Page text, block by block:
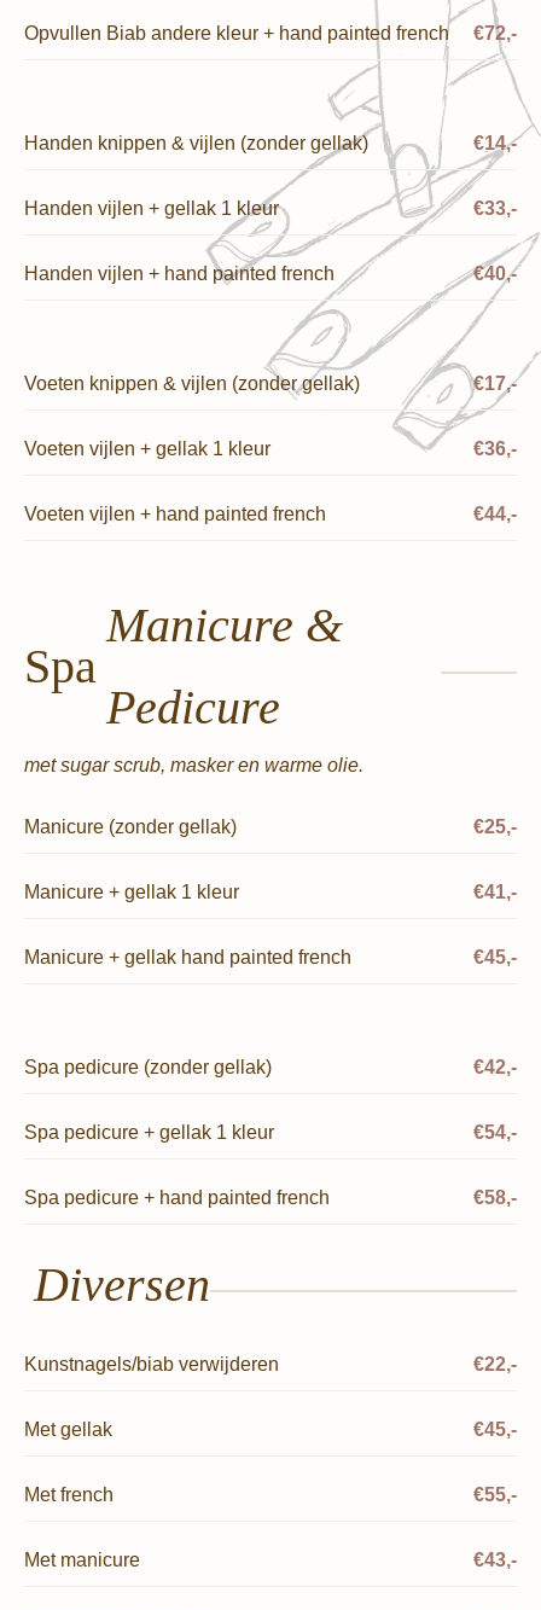
Opvullen Biab andere kleur + hand painted french €72,-
Handen knippen & vijlen (zonder gellak) €14,-
Handen vijlen + gellak 1 kleur €33,-
Handen vijlen + hand painted french €40,-
Voeten knippen & vijlen (zonder gellak) €17,-
Voeten vijlen + gellak 1 kleur €36,-
Voeten vijlen + hand painted french €44,-
Spa
Manicure &
Pedicure
met sugar scrub, masker en warme olie.
Manicure (zonder gellak) €25,-
Manicure + gellak 1 kleur €41,-
Manicure + gellak hand painted french €45,-
Spa pedicure (zonder gellak) €42,-
Spa pedicure + gellak 1 kleur €54,-
Spa pedicure + hand painted french €58,-
Diversen
Kunstnagels/biab verwijderen €22,-
Met gellak €45,-
Met french €55,-
Met manicure €43,-